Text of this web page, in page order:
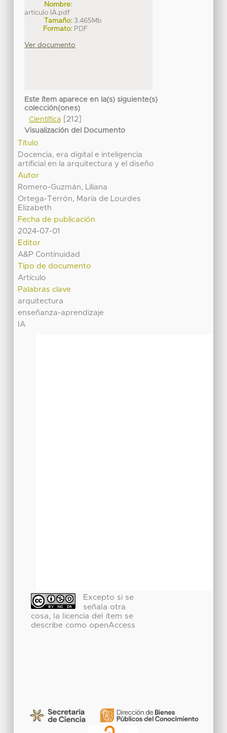
Nombre:
artículo IA.pdf
Tamaño: 3.465Mb
Formato: PDF
Ver documento
Este ítem aparece en la(s) siguiente(s)
colección(ones)
Científica[212]
Visualización del Documento
Título
Docencia, era digital e inteligencia
artificial en la arquitectura y el diseño
Autor
Romero-Guzmán, Liliana
Ortega-Terrón, María de Lourdes
Elizabeth
Fecha de publicación
2024-07-01
Editor
A&P Continuidad
Tipo de documento
Artículo
Palabras clave
arquitectura
enseñanza-aprendizaje
IA
Excepto si se
señala otra
cosa, la licencia del ítem se
describe como openAccess